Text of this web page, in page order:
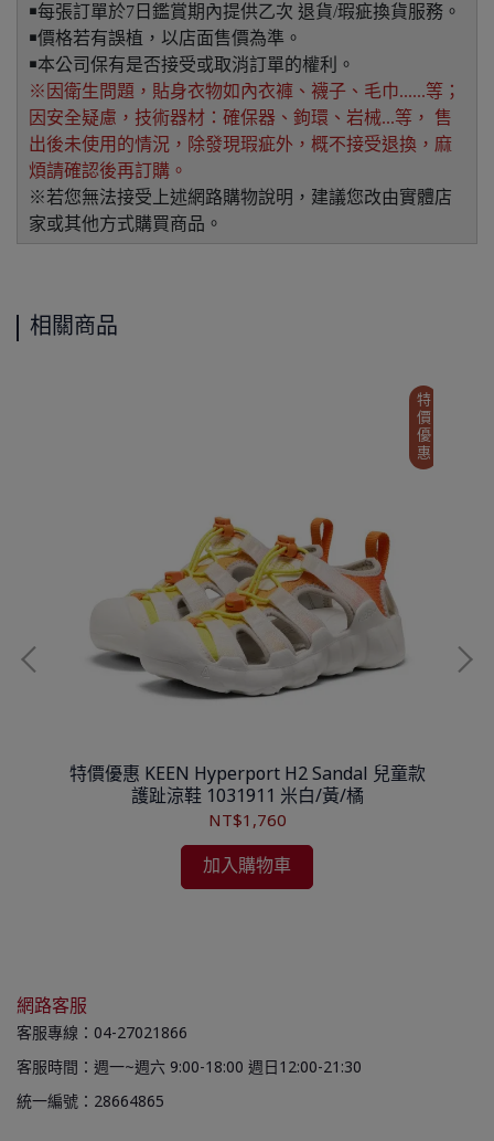
￭每張訂單於7日鑑賞期內提供乙次 退貨/瑕疵換貨服務。
￭價格若有誤植，以店面售價為準。
￭本公司保有是否接受或取消訂單的權利。
※因衛生問題，貼身衣物如內衣褲、襪子、毛巾......等；
因安全疑慮，技術器材：確保器、鉤環、岩械...等， 售
出後未使用的情況，除發現瑕疵外，概不接受退換，麻
煩請確認後再訂購。
※若您無法接受上述網路購物說明，建議您改由實體店
家或其他方式購買商品。
相關商品
特價優惠
特價優惠 KEEN Hyperport H2 Sandal 兒童款
護趾涼鞋 1031911 米白/黃/橘
NT$1,760
加入購物車
網路客服
客服專線：04-27021866
客服時間：週一~週六 9:00-18:00 週日12:00-21:30
統一編號：28664865